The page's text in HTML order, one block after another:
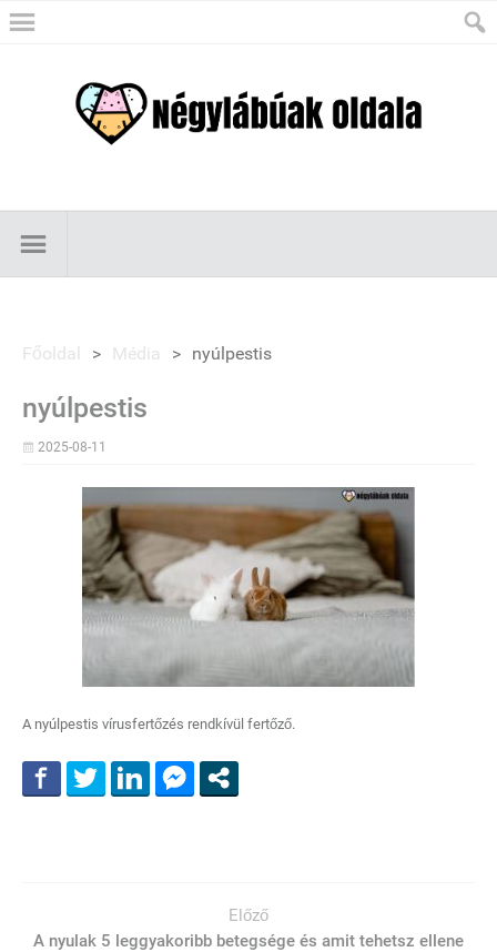
Főoldal > Média > nyúlpestis
nyúlpestis
2025-08-11
A nyúlpestis vírusfertőzés rendkívül fertőző.
Előző
A nyulak 5 leggyakoribb betegsége és amit tehetsz ellene